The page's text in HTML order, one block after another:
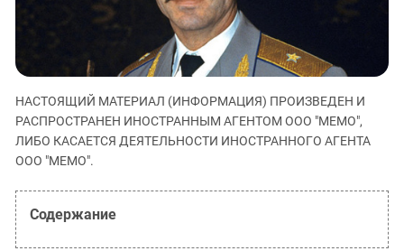
ЗАСТАВЛЯЕТ
КАВКАЗ ЗА ПАЛЕСТИНУ
ИНАКОМЫСЛИЕ В ЧЕЧНЕ
ПРЕСЛЕДОВАНИЕ АКТИВИСТОВ
МОБИЛИЗАЦИЯ И ПРОТЕСТЫ
Дагестан
Кабардино-Балкария
Калмыкия
Карачаево-Черкесия
Краснодарский край
Российская Федерация
НАСТОЯЩИЙ МАТЕРИАЛ (ИНФОРМАЦИЯ) ПРОИЗВЕДЕН И
РАСПРОСТРАНЕН ИНОСТРАННЫМ АГЕНТОМ ООО "МЕМО",
ЛИБО КАСАЕТСЯ ДЕЯТЕЛЬНОСТИ ИНОСТРАННОГО АГЕНТА
ООО "МЕМО".